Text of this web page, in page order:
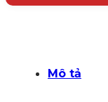
Mô tả